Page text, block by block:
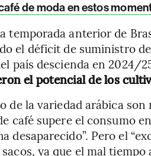
de moda en estos
temporada anterior de
el déficit de suministro
país descienda en 2024/
el potencial de los
de la variedad arábica son
café supere el consumo
desaparecido”. Pero el
ya que el mal tiempo